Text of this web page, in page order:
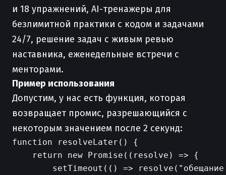
и 18 упражнений, AI-тренажеры для
безлимитной практики с кодом и задачами
24/7, решение задач с живым ревью
наставника, еженедельные встречи с
менторами.
Пример использования
Допустим, у нас есть функция, которая
возвращает промис, разрешающийся с
некоторым значением после 2 секунд:
function resolveLater() {
    return new Promise((resolve) => {
setTimeout(() =>